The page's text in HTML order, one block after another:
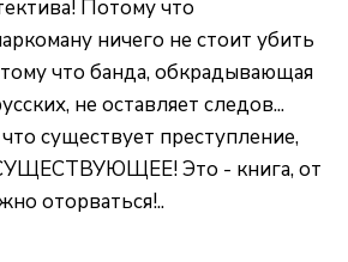
Потому что
ничего не стоит убить
что банда, обкрадывающая
не оставляет следов...
существует преступление,
Это - книга, от
оторваться!..